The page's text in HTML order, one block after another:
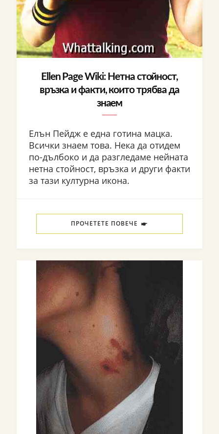
Ellen Page Wiki: Нетна стойност,
връзка и факти, които трябва да
знаем
Елън Пейдж е една готина мацка.
Всички знаем това. Нека да отидем
по-дълбоко и да разгледаме нейната
нетна стойност, връзка и други факти
за тази културна икона.
ПРОЧЕТЕТЕ ПОВЕЧЕ